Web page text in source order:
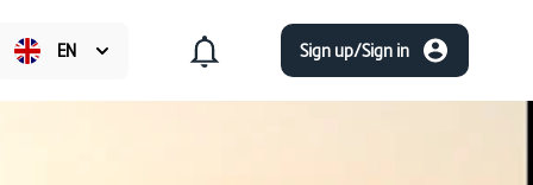
EN Sign up/Sign in